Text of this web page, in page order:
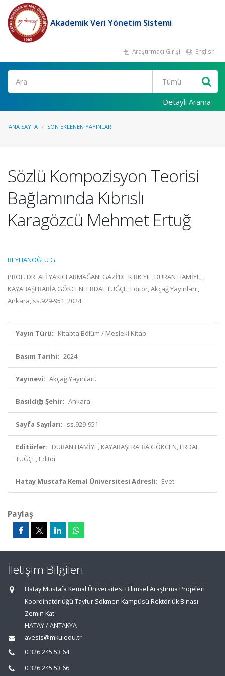
Akademik Veri Yönetim Sistemi
Araştırmacı Girişi English
Ara
Detaylı Arama
ANA SAYFA SON EKLENEN YAYINLAR
Sözlü Kompozisyon Teorisi
Bağlamında Kıbrıslı
Karagözcü Mehmet Ertuğ
REYHANOĞLU G.
PROF. DR. ALİ YAKICI ARMAĞANI GAZİ’DE KIRK YIL, DURAN HAMİYE,
KAYABAŞI RABİA GÖKCEN, ERDAL TUĞÇE, Editör, Akçağ Yayınları.,
Ankara, ss.929-951, 2024
Yayın Türü: Kitapta Bölüm / Mesleki Kitap
Basım Tarihi: 2024
Yayınevi: Akçağ Yayınları.
Basıldığı Şehir: Ankara
Sayfa Sayıları: ss.929-951
Editörler: DURAN HAMİYE, KAYABAŞI RABİA GÖKCEN, ERDAL
TUĞÇE, Editör
Hatay Mustafa Kemal Üniversitesi Adresli: Evet
Paylaş
İletişim Bilgileri
Hatay Mustafa Kemal Üniversitesi Bilimsel Araştırma Projeleri
Koordinatörlüğü Tayfur Sökmen Kampüsü Rektörlük Binası
Zemin Kat
HATAY / ANTAKYA
avesis@mku.edu.tr
0.326.245 53 64
0.326.245 53 66